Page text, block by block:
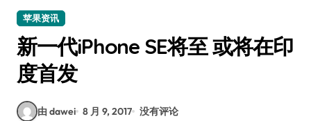
苹果资讯
新一代iPhone SE将至 或将在印
度首发
由 dawei 8 月 9, 2017 没有评论